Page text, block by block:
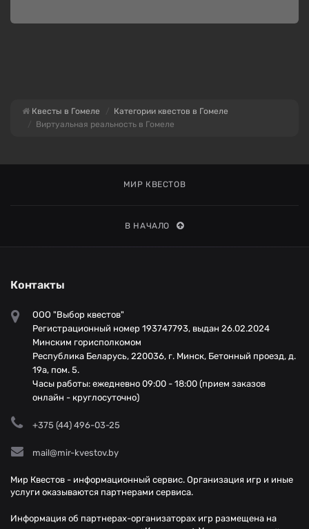
Квесты в Гомеле
Категории квестов в Гомеле
Виртуальная реальность в Гомеле
МИР КВЕСТОВ
В НАЧАЛО
Контакты
ООО "Выбор квестов"
Регистрационный номер 193747793, выдан 26.02.2024
Минским горисполкомом
Республика Беларусь, 220036, г. Минск, Бетонный проезд, д.
19а, пом. 5.
Часы работы: ежедневно 09:00 - 18:00 (прием заказов
онлайн - круглосуточно)
+375 (44) 496-03-25
mail@mir-kvestov.by
Мир Квестов - информационный сервис. Организация игр и иные
услуги оказываются партнерами сервиса.
Информация об партнерах-организаторах игр размещена на